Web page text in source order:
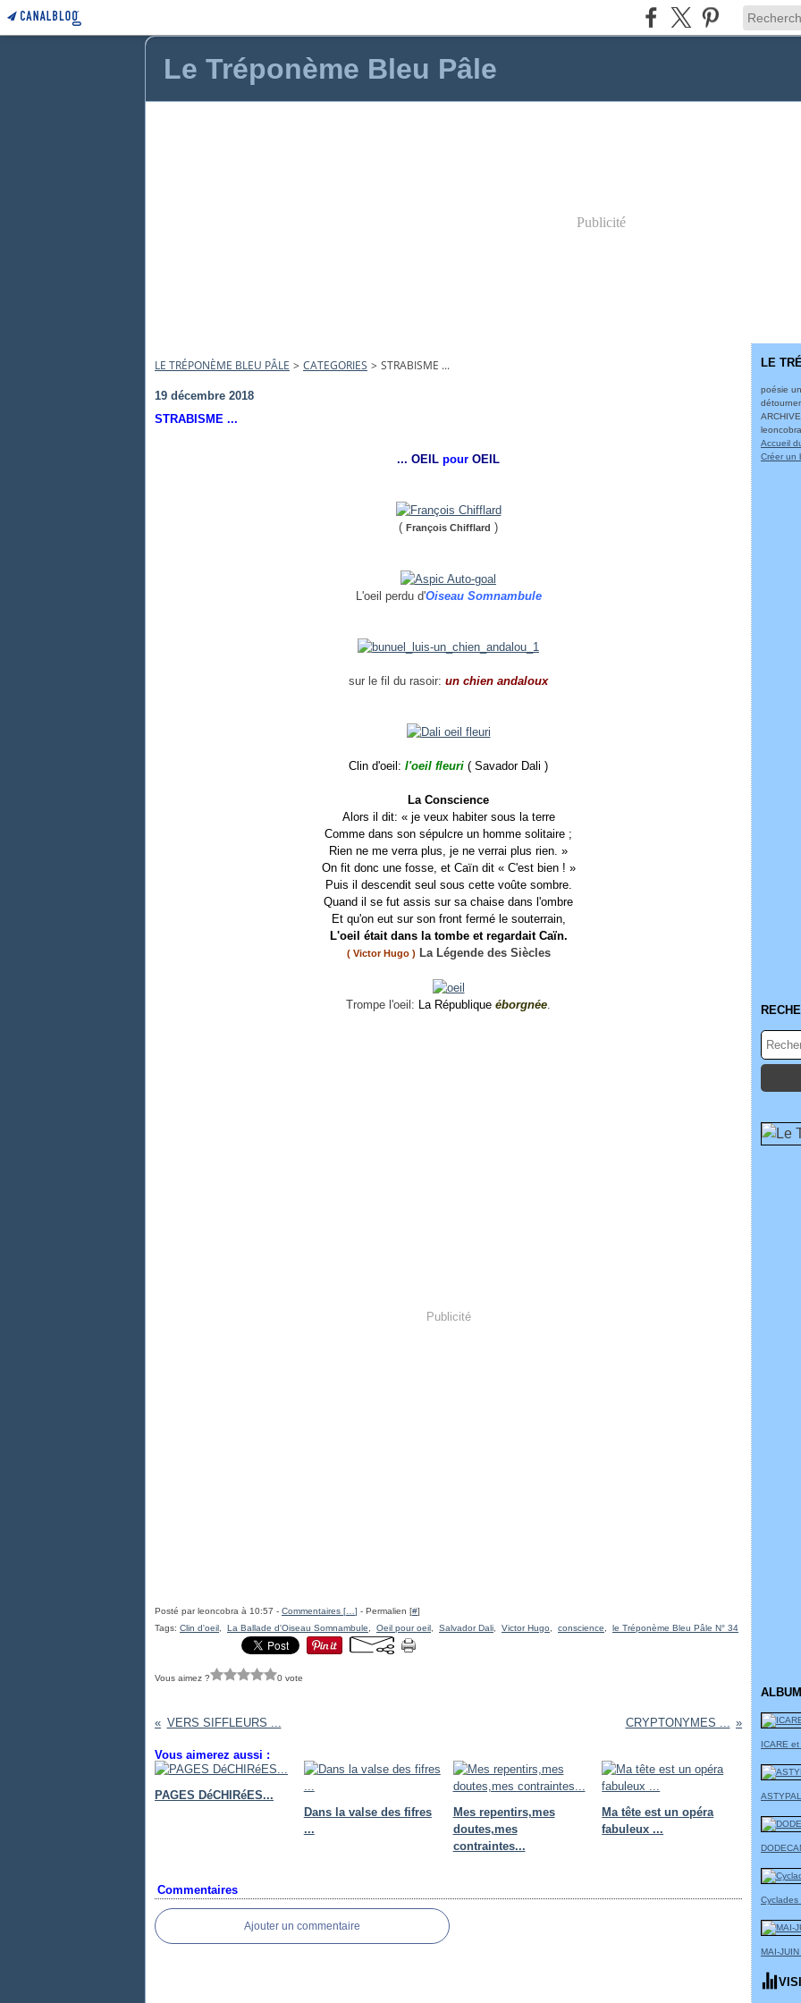
Le Tréponème Bleu Pâle
Publicité
LE TRÉPONÈME BLEU PÂLE > CATEGORIES > STRABISME ...
19 décembre 2018
STRABISME ...
... OEIL pour OEIL
( François Chifflard )
L'oeil perdu d'Oiseau Somnambule
sur le fil du rasoir: un chien andaloux
Clin d'oeil: l'oeil fleuri ( Savador Dali )
La Conscience
Alors il dit: « je veux habiter sous la terre
Comme dans son sépulcre un homme solitaire ;
Rien ne me verra plus, je ne verrai plus rien. »
On fit donc une fosse, et Caïn dit « C'est bien ! »
Puis il descendit seul sous cette voûte sombre.
Quand il se fut assis sur sa chaise dans l'ombre
Et qu'on eut sur son front fermé le souterrain,
L'oeil était dans la tombe et regardait Caïn.
( Victor Hugo ) La Légende des Siècles
Trompe l'oeil: La République éborgnée.
Publicité
Posté par leoncobra à 10:57 - Commentaires [ ] - Permalien [#]
Tags: Clin d'oeil La Ballade d'Oiseau Somnambule Oeil pour oeil Salvador Dali Victor Hugo conscience le Tréponème Bleu Pâle N° 34
Vous aimez ? 0 vote
VERS SIFFLEURS ... CRYPTONYMES ...
Vous aimerez aussi :
PAGES DéCHIRéES...
Dans la valse des fifres
...
Mes repentirs,mes
doutes,mes
contraintes...
Ma tête est un opéra
fabuleux ...
Commentaires
Ajouter un commentaire
LE
poésie
Accueil
Créer un
ICARE
Cyclades
MAI-